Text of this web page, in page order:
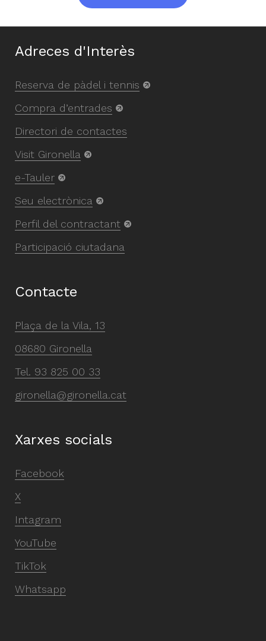
Adreces d'Interès
Reserva de pàdel i tennis
Compra d’entrades
Directori de contactes
Visit Gironella
e-Tauler
Seu electrònica
Perfil del contractant
Participació ciutadana
Contacte
Plaça de la Vila, 13
08680 Gironella
Tel. 93 825 00 33
gironella@gironella.cat
Xarxes socials
Facebook
X
Intagram
YouTube
TikTok
Whatsapp